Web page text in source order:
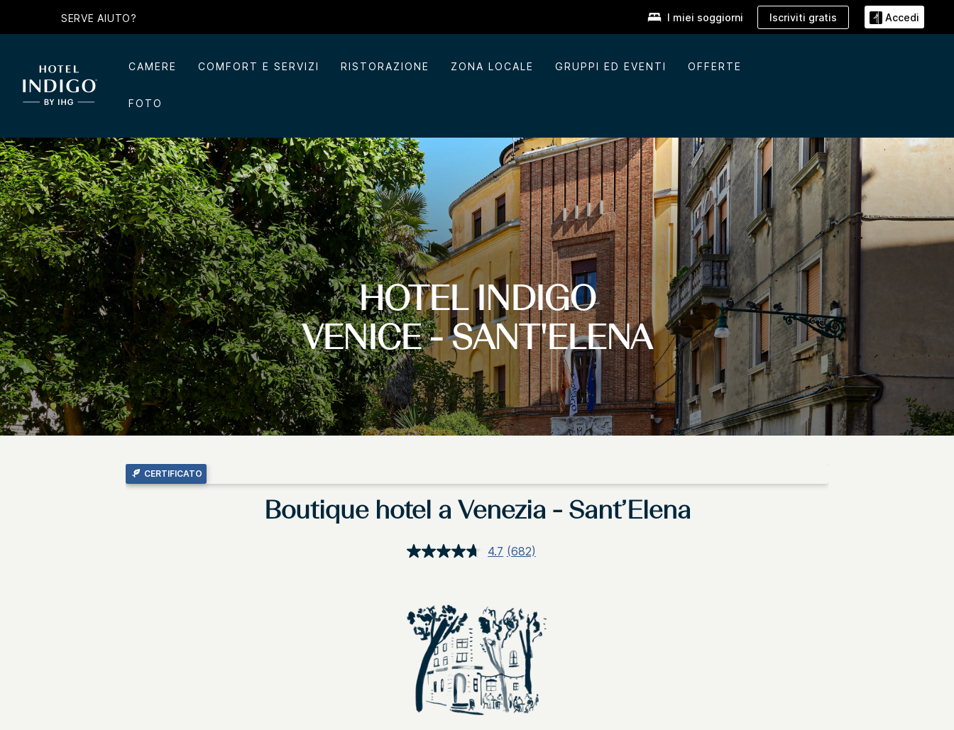
SERVE AIUTO? I miei soggiorni Iscriviti gratis Accedi
CAMERE COMFORT E SERVIZI RISTORAZIONE ZONA LOCALE GRUPPI ED EVENTI OFFERTE
FOTO
HOTEL INDIGO
VENICE - SANT'ELENA
CERTIFICATO
Boutique hotel a Venezia - Sant’Elena
4.7 Leggi
alla
pagina.
(682)